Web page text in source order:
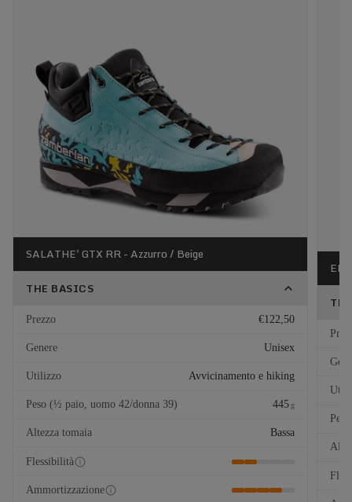
SALATHE' GTX RR - Azzurro / Beige
THE BASICS
Prezzo €122,50
Genere Unisex
Utilizzo Avvicinamento e hiking
Peso (½ paio, uomo 42/donna 39) 445 g
Altezza tomaia Bassa
Flessibilità
Ammortizzazione
EL